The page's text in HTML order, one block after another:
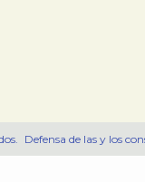
Defensa de las y los